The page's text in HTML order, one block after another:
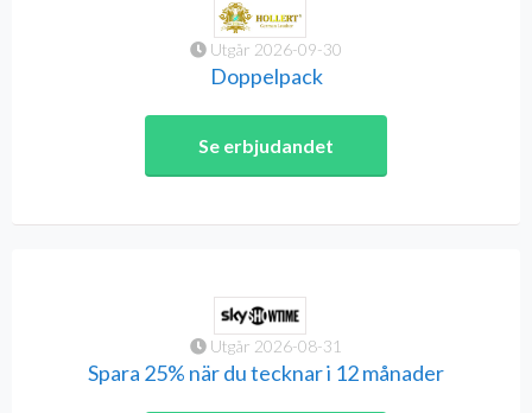
Utgår 2026-09-30
Doppelpack
Se erbjudandet
Utgår 2026-08-31
Spara 25% när du tecknar i 12 månader